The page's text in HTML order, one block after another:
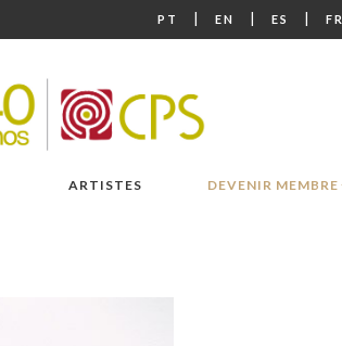
PT | EN | ES | FR
ARTISTES DEVENIR MEMBRE